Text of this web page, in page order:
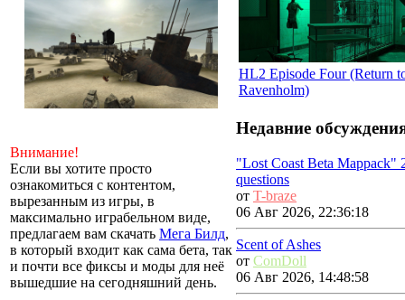
Внимание!
Если вы хотите просто
ознакомиться с контентом,
вырезанным из игры, в
максимально играбельном виде,
предлагаем вам скачать Мега Билд,
в который входит как сама бета, так
и почти все фиксы и моды для неё
вышедшие на сегодняшний день.
HL2 Episode Four (Return
Ravenholm)
Недавние
"Lost Coast Beta Mappack"
questions
от T-braze
06 Авг 2026, 22:36:18
Scent of Ashes
от ComDoll
06 Авг 2026, 14:48:58